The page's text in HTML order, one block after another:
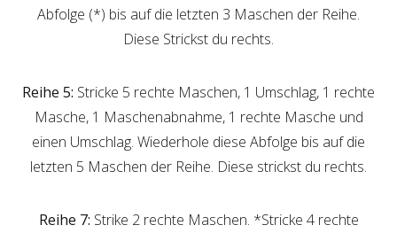
Abfolge (*) bis auf die letzten 3 Maschen der Reihe.
Diese Strickst du rechts.
Reihe 5: Stricke 5 rechte Maschen, 1 Umschlag, 1 rechte
Masche, 1 Maschenabnahme, 1 rechte Masche und
einen Umschlag. Wiederhole diese Abfolge bis auf die
letzten 5 Maschen der Reihe. Diese strickst du rechts.
Reihe 7: Strike 2 rechte Maschen. *Stricke 4 rechte